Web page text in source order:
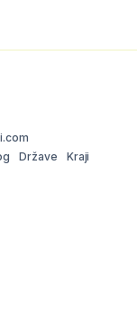
Države
Kraji